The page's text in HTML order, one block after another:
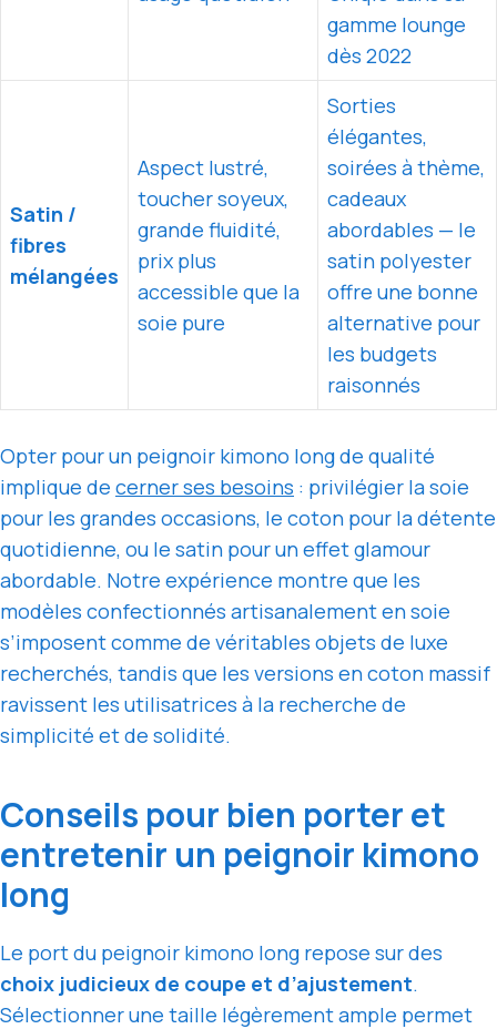
gamme lounge
dès 2022
Satin /
fibres
mélangées
Aspect lustré,
toucher soyeux,
grande fluidité,
prix plus
accessible que la
soie pure
Sorties
élégantes,
soirées à thème,
cadeaux
abordables — le
satin polyester
offre une bonne
alternative pour
les budgets
raisonnés
Opter pour un peignoir kimono long de qualité
implique de cerner ses besoins : privilégier la soie
pour les grandes occasions, le coton pour la détente
quotidienne, ou le satin pour un effet glamour
abordable. Notre expérience montre que les
modèles confectionnés artisanalement en soie
s’imposent comme de véritables objets de luxe
recherchés, tandis que les versions en coton massif
ravissent les utilisatrices à la recherche de
simplicité et de solidité.
Conseils pour bien porter et
entretenir un peignoir kimono
long
Le port du peignoir kimono long repose sur des
choix judicieux de coupe et d’ajustement.
Sélectionner une taille légèrement ample permet